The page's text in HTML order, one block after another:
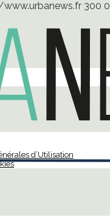
300 0
d’Utilisation